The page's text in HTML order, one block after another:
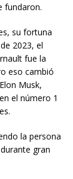
fundaron.
su fortuna
2023, el
fue la
eso cambió
Musk,
el número 1
la persona
gran